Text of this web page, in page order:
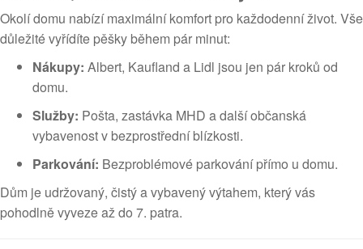
Okolí domu nabízí maximální komfort pro každodenní život. Vše
důležité vyřídíte pěšky během pár minut:
Nákupy: Albert, Kaufland a Lidl jsou jen pár kroků od
domu.
Služby: Pošta, zastávka MHD a další občanská
vybavenost v bezprostřední blízkosti.
Parkování: Bezproblémové parkování přímo u domu.
Dům je udržovaný, čistý a vybavený výtahem, který vás
pohodlně vyveze až do 7. patra.